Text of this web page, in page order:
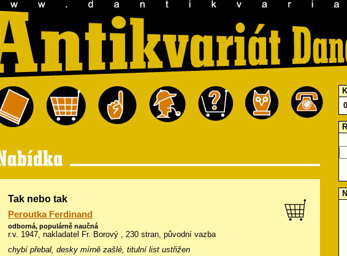
Tak nebo tak
Peroutka Ferdinand
odborná, populárně naučná
r.v. 1947, nakladatel Fr. Borový , 230 stran, původní vazba
chybí přebal, desky mírně zašlé, titulní list ustřižen
0